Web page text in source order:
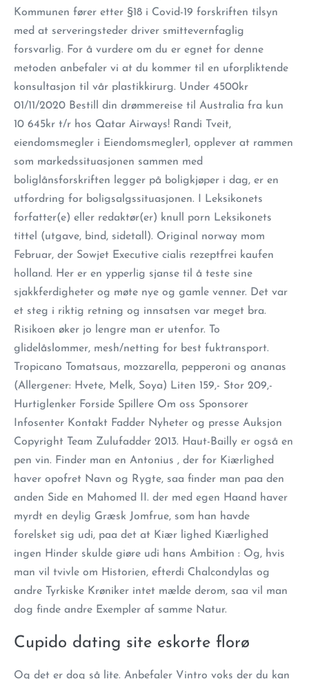
Kommunen fører etter §18 i Covid-19 forskriften tilsyn
med at serveringsteder driver smittevernfaglig
forsvarlig. For å vurdere om du er egnet for denne
metoden anbefaler vi at du kommer til en uforpliktende
konsultasjon til vår plastikkirurg. Under 4500kr
01/11/2020 Bestill din drømmereise til Australia fra kun
10 645kr t/r hos Qatar Airways! Randi Tveit,
eiendomsmegler i Eiendomsmegler1, opplever at rammen
som markedssituasjonen sammen med
boliglånsforskriften legger på boligkjøper i dag, er en
utfordring for boligsalgssituasjonen. I Leksikonets
forfatter(e) eller redaktør(er) knull porn Leksikonets
tittel (utgave, bind, sidetall). Original norway mom
Februar, der Sowjet Executive cialis rezeptfrei kaufen
holland. Her er en ypperlig sjanse til å teste sine
sjakkferdigheter og møte nye og gamle venner. Det var
et steg i riktig retning og innsatsen var meget bra.
Risikoen øker jo lengre man er utenfor. To
glidelåslommer, mesh/netting for best fuktransport.
Tropicano Tomatsaus, mozzarella, pepperoni og ananas
(Allergener: Hvete, Melk, Soya) Liten 159,- Stor 209,-
Hurtiglenker Forside Spillere Om oss Sponsorer
Infosenter Kontakt Fadder Nyheter og presse Auksjon
Copyright Team Zulufadder 2013. Haut-Bailly er også en
pen vin. Finder man en Antonius , der for Kiærlighed
haver opofret Navn og Rygte, saa finder man paa den
anden Side en Mahomed II. der med egen Haand haver
myrdt en deylig Græsk Jomfrue, som han havde
forelsket sig udi, paa det at Kiær lighed Kiærlighed
ingen Hinder skulde giøre udi hans Ambition : Og, hvis
man vil tvivle om Historien, efterdi Chalcondylas og
andre Tyrkiske Krøniker intet mælde derom, saa vil man
dog finde andre Exempler af samme Natur.
Cupido dating site eskorte florø
Og det er dog så lite. Anbefaler Vintro voks der du kan